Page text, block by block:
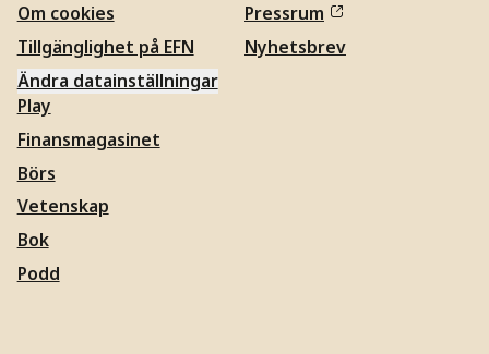
Om cookies
Tillgänglighet på EFN
Ändra datainställningar
Pressrum
Nyhetsbrev
Play
Finansmagasinet
Börs
Vetenskap
Bok
Podd